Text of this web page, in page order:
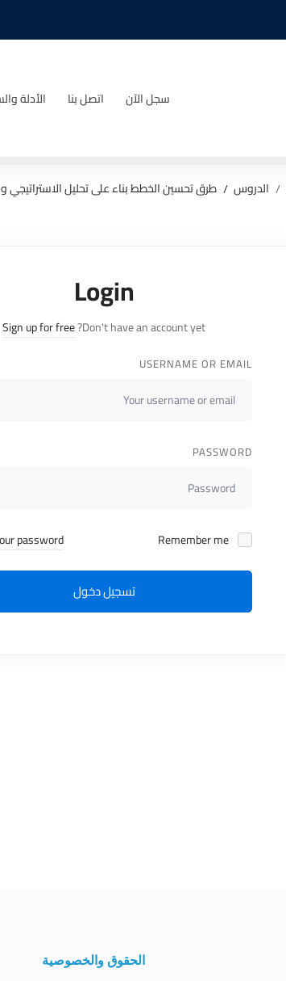
سجل الآن اتصل بنا الأدلة
الدروس طرق تحسين الخطط بناء على تحليل الاستراتيجي
Login
Don't have an account yet?
Sign up for free
USERNAME OR EMAIL
PASSWORD
password?
تسجيل دخول
الحقوق والخصوصية